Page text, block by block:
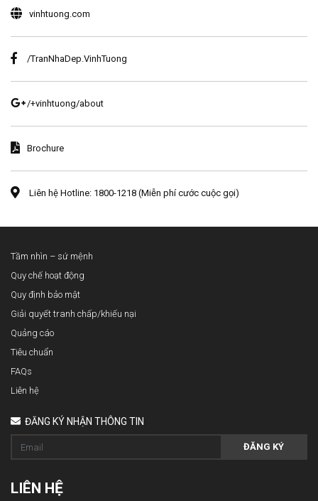
vinhtuong.com
/TranNhaDep.VinhTuong
/+vinhtuong/about
Brochure
Liên hệ Hotline: 1800-1218 (Miễn phí cước cuộc gọi)
Tầm nhìn – sứ mệnh
Quy chế hoạt động
Quy định bảo mật
Giải quyết tranh chấp/khiếu nại
Quảng cáo
Tiêu chuẩn
FAQs
Liên hệ
ĐĂNG KÝ NHẬN THÔNG TIN
ĐĂNG KÝ
LIÊN HỆ